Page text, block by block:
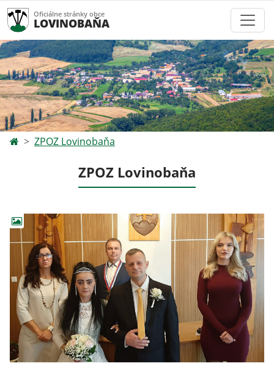
Oficiálne stránky obce
LOVINOBAŇA
ZPOZ Lovinobaňa
ZPOZ Lovinobaňa